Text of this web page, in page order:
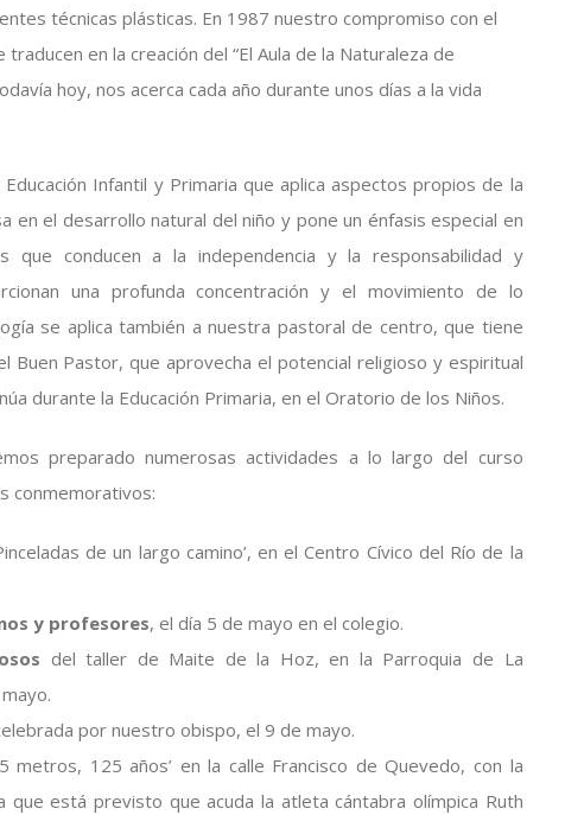
técnicas plásticas. En 1987 nuestro compromiso con el
en la creación del “El Aula de la Naturaleza de
hoy, nos acerca cada año durante unos días a la vida
Infantil y Primaria que aplica aspectos propios de la
en el desarrollo natural del niño y pone un énfasis especial en
que conducen a la independencia y la responsabilidad y
una profunda concentración y el movimiento de lo
se aplica también a nuestra pastoral de centro, que tiene
Buen Pastor, que aprovecha el potencial religioso y espiritual
durante la Educación Primaria, en el Oratorio de los Niños.
preparado numerosas actividades a lo largo del curso
conmemorativos:
de un largo camino’, en el Centro Cívico del Río de la
y profesores, el día 5 de mayo en el colegio.
del taller de Maite de la Hoz, en la Parroquia de La
por nuestro obispo, el 9 de mayo.
metros, 125 años’ en la calle Francisco de Quevedo, con la
que está previsto que acuda la atleta cántabra olímpica Ruth